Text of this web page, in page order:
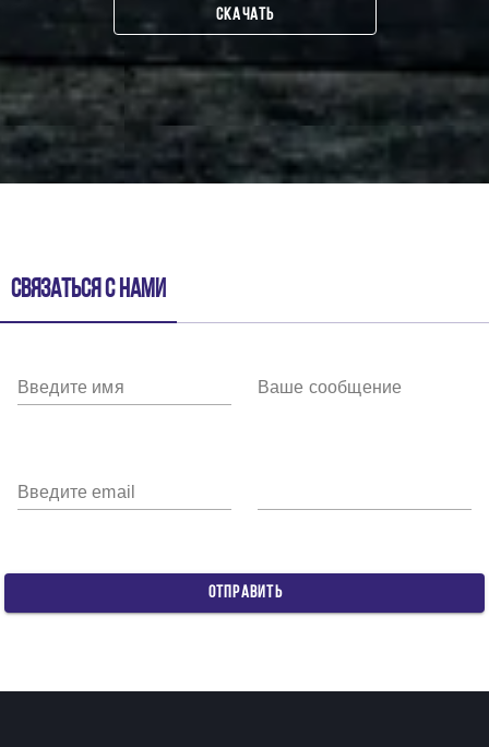
СКАЧАТЬ
Связаться с нами
Введите имя
Введите email
Ваше сообщение
ОТПРАВИТЬ